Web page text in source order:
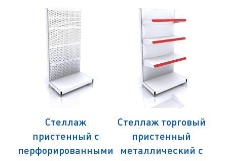
Стеллаж
пристенный с
перфорированными
Стеллаж торговый
пристенный
металлический с